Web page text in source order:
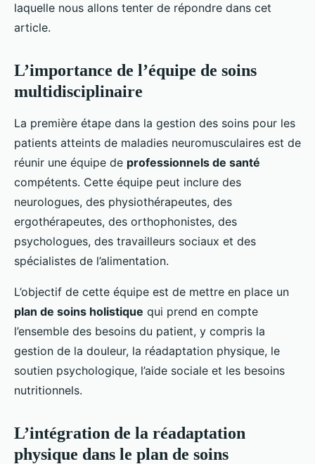
laquelle nous allons tenter de répondre dans cet
article.
L’importance de l’équipe de soins
multidisciplinaire
La première étape dans la gestion des soins pour les
patients atteints de maladies neuromusculaires est de
réunir une équipe de professionnels de santé
compétents. Cette équipe peut inclure des
neurologues, des physiothérapeutes, des
ergothérapeutes, des orthophonistes, des
psychologues, des travailleurs sociaux et des
spécialistes de l’alimentation.
L’objectif de cette équipe est de mettre en place un
plan de soins holistique qui prend en compte
l’ensemble des besoins du patient, y compris la
gestion de la douleur, la réadaptation physique, le
soutien psychologique, l’aide sociale et les besoins
nutritionnels.
L’intégration de la réadaptation
physique dans le plan de soins